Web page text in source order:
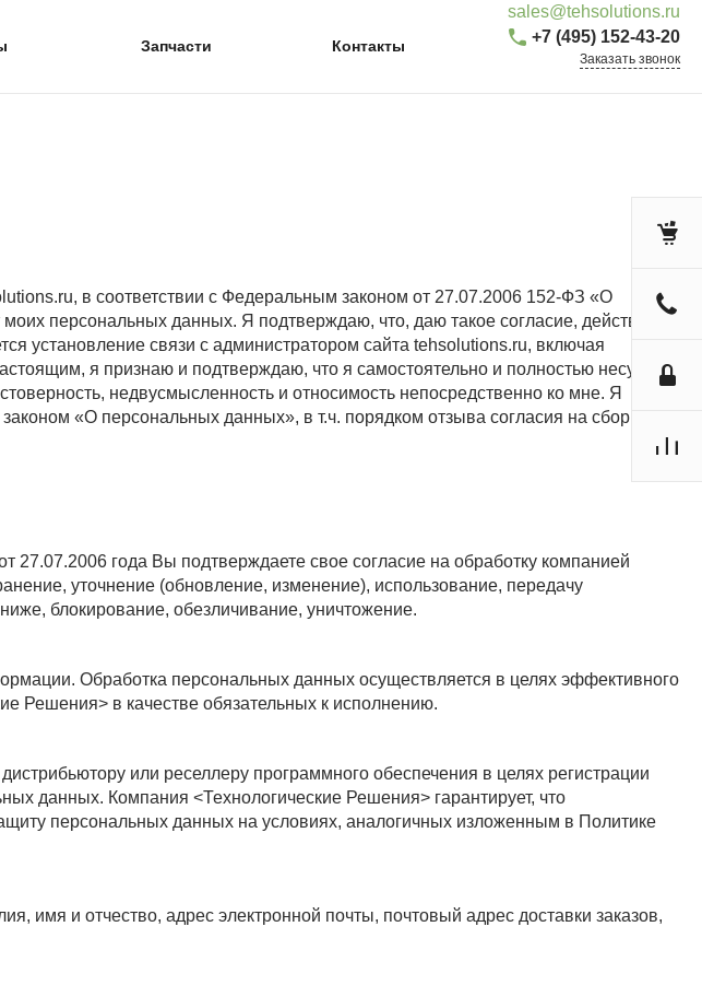
Запчасти Контакты
sales@tehsolutions.ru
+7 (495) 152-43-20
Заказать звонок
в соответствии с Федеральным законом от 27.07.2006 152-ФЗ «О
персональных данных. Я подтверждаю, что, даю такое согласие, действуя по
установление связи с администратором сайта tehsolutions.ru, включая
я признаю и подтверждаю, что я самостоятельно и полностью несу
недвусмысленность и относимость непосредственно ко мне. Я
«О персональных данных», в т.ч. порядком отзыва согласия на сбор и
года Вы подтверждаете свое согласие на обработку компанией
уточнение (обновление, изменение), использование, передачу
блокирование, обезличивание, уничтожение.
Обработка персональных данных осуществляется в целях эффективного
Решения> в качестве обязательных к исполнению.
или реселлеру программного обеспечения в целях регистрации
данных. Компания <Технологические Решения> гарантирует, что
персональных данных на условиях, аналогичных изложенным в Политике
и отчество, адрес электронной почты, почтовый адрес доставки заказов,